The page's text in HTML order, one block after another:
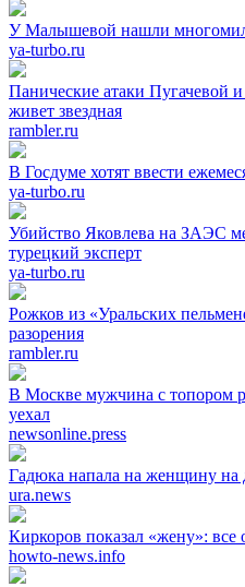
У Малышевой нашли
ya-turbo.ru
Панические атаки Пугачевой
живет звездная
rambler.ru
В Госдуме хотят ввести
ya-turbo.ru
Убийство Яковлева на ЗАЭС
турецкий эксперт
ya-turbo.ru
Рожков из «Уральских
разорения
rambler.ru
В Москве мужчина с топором
уехал
newsonline.press
Гадюка напала на женщину на
ura.news
Киркоров показал «жену»:
howto-news.info